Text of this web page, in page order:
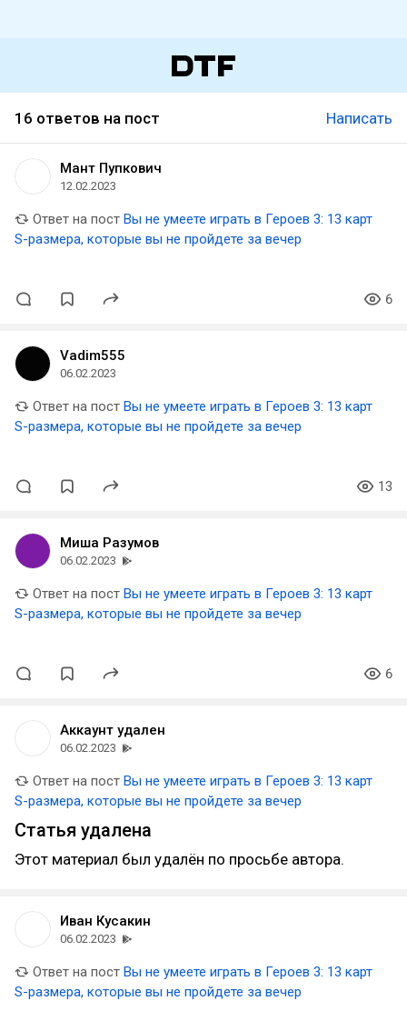
16 ответов на пост Написать
Мант Пупкович
12.02.2023
Ответ на пост Вы не умеете играть в Героев 3: 13 карт
S-размера, которые вы не пройдете за вечер
6
Vadim555
06.02.2023
Ответ на пост Вы не умеете играть в Героев 3: 13 карт
S-размера, которые вы не пройдете за вечер
13
Миша Разумов
06.02.2023
Ответ на пост Вы не умеете играть в Героев 3: 13 карт
S-размера, которые вы не пройдете за вечер
6
Аккаунт удален
06.02.2023
Ответ на пост Вы не умеете играть в Героев 3: 13 карт
S-размера, которые вы не пройдете за вечер
Статья удалена
Этот материал был удалён по просьбе автора.
Иван Кусакин
06.02.2023
Ответ на пост Вы не умеете играть в Героев 3: 13 карт
S-размера, которые вы не пройдете за вечер